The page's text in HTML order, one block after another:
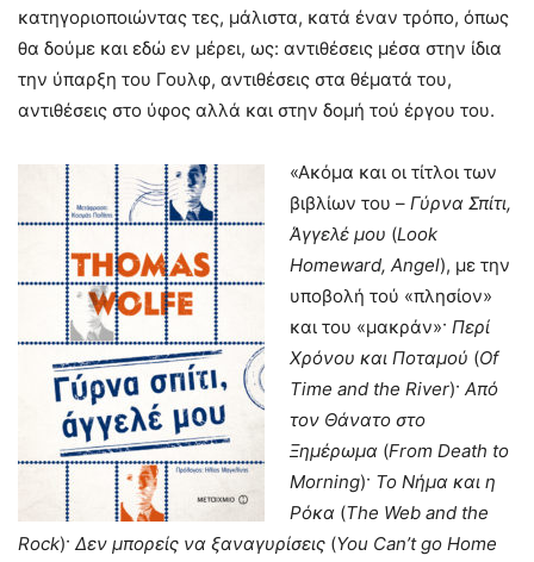
κατηγοριοποιώντας τες, μάλιστα, κατά έναν τρόπο, όπως
θα δούμε και εδώ εν μέρει, ως: αντιθέσεις μέσα στην ίδια
την ύπαρξη του Γουλφ, αντιθέσεις στα θέματά του,
αντιθέσεις στο ύφος αλλά και στην δομή τού έργου του.
«Ακόμα και οι τίτλοι των
βιβλίων του – Γύρνα Σπίτι,
Άγγελέ μου (Look
Homeward, Angel), με την
υποβολή τού «πλησίον»
και του «μακράν»· Περί
Χρόνου και Ποταμού (Of
Time and the River)· Από
τον Θάνατο στο
Ξημέρωμα (From Death to
Morning)· Το Νήμα και η
Ρόκα (The Web and the
Rock)· Δεν μπορείς να ξαναγυρίσεις (You Can’tgo Home